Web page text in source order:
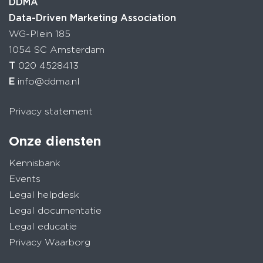
Data-Driven Marketing Association
WG-Plein 185
1054 SC Amsterdam
T 020 4528413
E info@ddma.nl
Privacy statement
Onze diensten
Kennisbank
Events
Legal helpdesk
Legal documentatie
Legal educatie
Privacy Waarborg